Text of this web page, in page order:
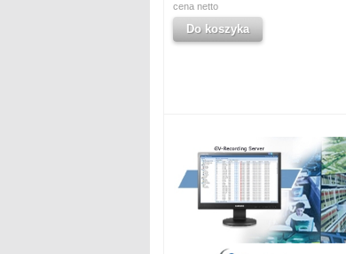
cena netto
Do koszyka